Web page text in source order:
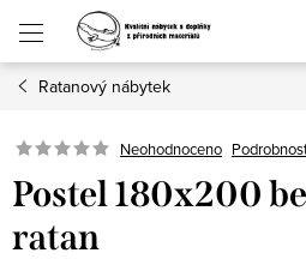
obsah
Ratanový nábytek
Neohodnoceno
Postel 180x200
ratan